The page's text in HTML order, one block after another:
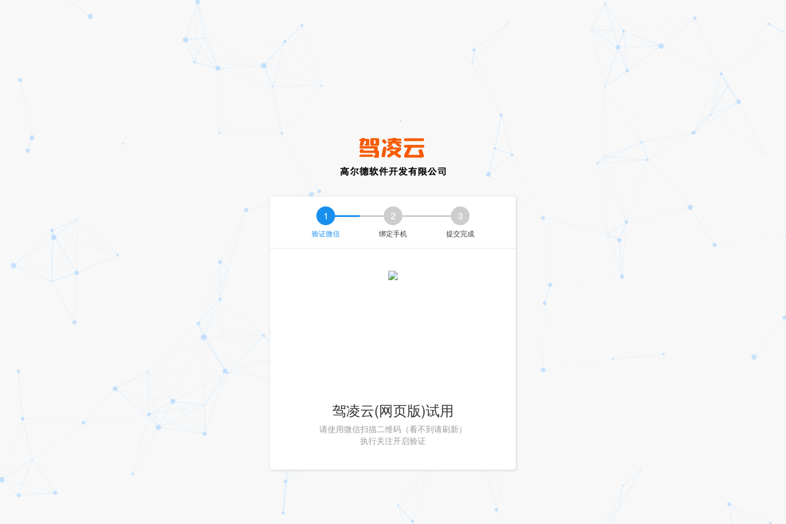
1
验证微信
2
绑定手机
3
提交完成
驾凌云(网页版)试用
请使用微信扫描二维码（看不到请刷新）
执行关注开启验证